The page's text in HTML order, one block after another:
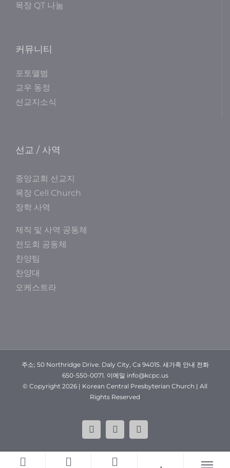
목장 QT 나눔
커뮤니티
포토앨범
교우 동정
선교지소식
선교 / 사역
중앙교회 선교지
목장 Cell Church
장학 사역
제직 및 사역 공동체
전도회 공동체
찬양팀
찬양대
오케스트라
주소; 50 Northridge Drive. Daly City, Ca 94015. 새가족 안내 전화
650-550-0071. 이메일 info@kcpc.us
© Copyright 2026 | Korean Central Presbyterian Church | All
Rights Reserved
YouTubeFacebookInstagram